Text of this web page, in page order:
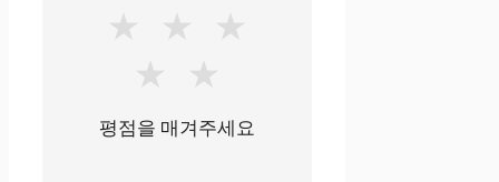
★ ★
★
★
★
평점을 매겨주세요